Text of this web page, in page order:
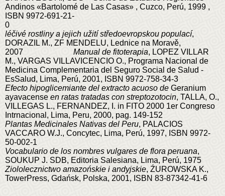
Andinos «Bartolomé de Las Casas» , Cuzco, Perú, 1999 ,
ISBN 9972-691-21-
léčivé rostliny a jejich užití středoevropskou populací,
DORAZIL M., ZF MENDELU, Lednice na Moravě,
2007
Manual de fitoterapia, LOPEZ VILLAR
M., VARGAS VILLAVICENCIO O., Programa Nacional de
Medicina Complementaria del Seguro Social de Salud -
EsSalud, Lima, Perú, 2001, ISBN 9972-758-34-3
Efecto hipoglicemiante del extracto acuoso de Geranium
ayavacense en ratas tratadas con streptozotocin, TALLA, O.,
VILLEGAS L., FERNANDEZ, I. in FITO 2000 1er Congreso
Intrnacional, Lima, Peru, 2000, pag. 149-152
Plantas Medicinales Nativas del Peru, PALACIOS
VACCARO W.J., Concytec, Lima, Perú, 1997, ISBN 9972-
50-002-1
Vocabulario de los nombres vulgares de flora peruana,
SOUKUP J. SDB, Editoria Salesiana, Lima, Perú, 1975
Ziololecznictwo amazońskie i andyjskie, ŹUROWSKA K.,
TowerPress, Gdańsk, Polska, 2001, ISBN 83-87342-41-6